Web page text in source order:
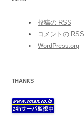
投稿の RSS
コメントの RSS
WordPress.org
THANKS